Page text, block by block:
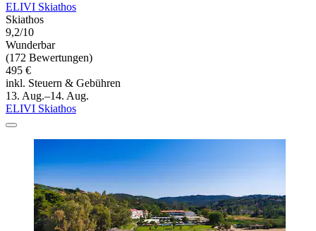
ELIVI Skiathos
Skiathos
9,2/10
Wunderbar
(172 Bewertungen)
495 €
inkl. Steuern & Gebühren
13. Aug.–14. Aug.
ELIVI Skiathos